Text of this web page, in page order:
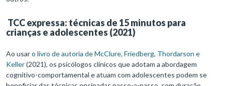
TCC expressa: técnicas de 15 minutos para
crianças e adolescentes (2021)
Ao usaro livro de autoria de McClure, Friedberg, Thordarson e
Keller(2021), os psicólogos clínicos que adotam a abordagem
cognitivo-comportamental e atuam com adolescentes podem se